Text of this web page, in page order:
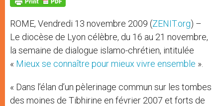
p e k
ROME, Vendredi 13 novembre 2009 (ZENIT.org) –
Le diocèse de Lyon célèbre, du 16 au 21 novembre,
la semaine de dialogue islamo-chrétien, intitulée
« Mieux se connaître pour mieux vivre ensemble ».
« Dans l’élan d’un pèlerinage commun sur les tombes
des moines de Tibhirine en février 2007 et forts de